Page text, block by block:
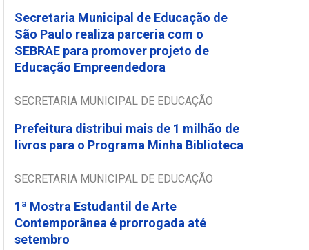
Secretaria Municipal de Educação de
São Paulo realiza parceria com o
SEBRAE para promover projeto de
Educação Empreendedora
SECRETARIA MUNICIPAL DE EDUCAÇÃO
Prefeitura distribui mais de 1 milhão de
livros para o Programa Minha Biblioteca
SECRETARIA MUNICIPAL DE EDUCAÇÃO
1ª Mostra Estudantil de Arte
Contemporânea é prorrogada até
setembro